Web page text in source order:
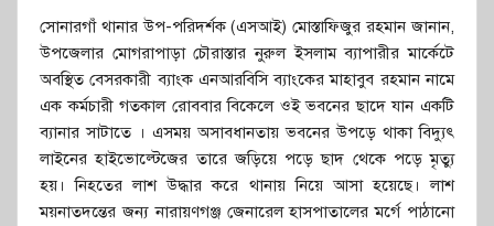
সোনারগাঁ থানার উপ-পরিদর্শক (এসআই) মোস্তাফিজুর রহমান জানান,
উপজেলার মোগরাপাড়া চৌরাস্তার নুরুল ইসলাম ব্যাপারীর মার্কেটে
অবস্থিত বেসরকারী ব্যাংক এনআরবিসি ব্যাংকের মাহাবুব রহমান নামে
এক কর্মচারী গতকাল রোববার বিকেলে ওই ভবনের ছাদে যান একটি
ব্যানার সাটাতে । এসময় অসাবধানতায় ভবনের উপড়ে থাকা বিদ্যুৎ
লাইনের হাইভোল্টেজের তারে জড়িয়ে পড়ে ছাদ থেকে পড়ে মৃত্যু
হয়। নিহতের লাশ উদ্ধার করে থানায় নিয়ে আসা হয়েছে। লাশ
ময়নাতদন্তের জন্য নারায়ণগঞ্জ জেনারেল হাসপাতালের মর্গে পাঠানো